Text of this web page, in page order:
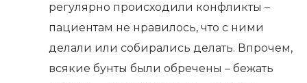
регулярно происходили конфликты –
пациентам не нравилось, что с ними
делали или собирались делать. Впрочем,
всякие бунты были обречены – бежать